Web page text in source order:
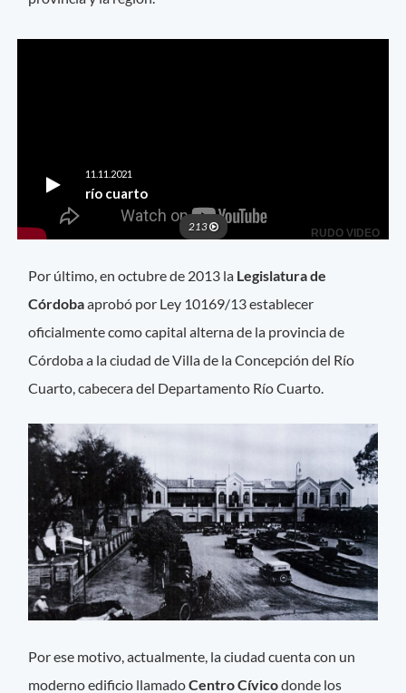
Por último, en octubre de 2013 la Legislatura de
Córdobaaprobó por Ley 10169/13 establecer
oficialmente como capital alterna de la provincia de
Córdoba a la ciudad de Villa de la Concepción del Río
Cuarto, cabecera del Departamento Río Cuarto.
Por ese motivo, actualmente, la ciudad cuenta con un
moderno edificio llamadoCentro Cívicodonde los